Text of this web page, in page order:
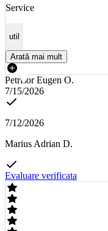
Service
util
Arată mai mult
Petrisor Eugen O.
7/15/2026
7/12/2026
Marius Adrian D.
Evaluare verificata